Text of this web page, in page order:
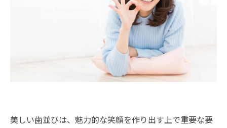
美しい歯並びは、魅力的な笑顔を作り出す上で重要な要